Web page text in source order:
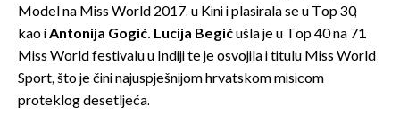
Model na Miss World 2017. u Kini i plasirala se u Top 30,
kao iAntonija Gogić. Lucija Begićušla je u Top 40 na 71.
Miss World festivalu u Indiji te je osvojila i titulu Miss World
Sport, što je čini najuspješnijom hrvatskom misicom
proteklog desetljeća.